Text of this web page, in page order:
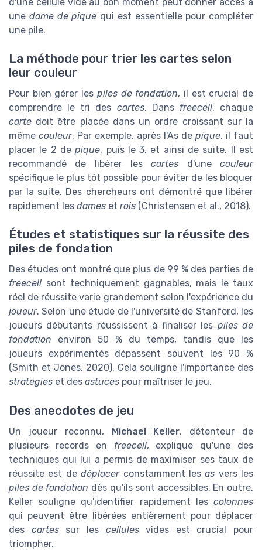
une dame de pique qui est essentielle pour compléter
une pile.
La méthode pour trier les cartes selon
leur couleur
Pour bien gérer les piles de fondation, il est crucial de
comprendre le tri des cartes. Dans freecell, chaque
carte doit être placée dans un ordre croissant sur la
même couleur. Par exemple, après l'As de pique, il faut
placer le 2 depique, puis le 3, et ainsi de suite. Il est
recommandé de libérer lescartes d'unecouleur
spécifique le plus tôt possible pour éviter de les bloquer
par la suite. Des chercheurs ont démontré que libérer
rapidement les dames et rois (Christensen et al., 2018).
Études et statistiques sur la réussite des
piles de fondation
Des études ont montré que plus de 99 % des parties de
freecell sont techniquement gagnables, mais le taux
réel de réussite varie grandement selon l'expérience du
joueur. Selon une étude de l'université de Stanford, les
joueurs débutants réussissent à finaliser les piles de
fondation environ 50 % du temps, tandis que les
joueurs expérimentés dépassent souvent les 90 %
(Smith et Jones, 2020). Cela souligne l'importance des
strategies et des astuces pour maîtriser le jeu.
Des anecdotes de jeu
Un joueur reconnu, Michael Keller, détenteur de
plusieurs records en freecell, explique qu'une des
techniques qui lui a permis de maximiser ses taux de
réussite est dedéplacerconstamment lesas vers les
piles de fondation dès qu'ils sont accessibles. En outre,
Keller souligne qu'identifier rapidement les colonnes
qui peuvent être libérées entièrement pour déplacer
des cartessur les cellulesvides est crucial pour
triompher.